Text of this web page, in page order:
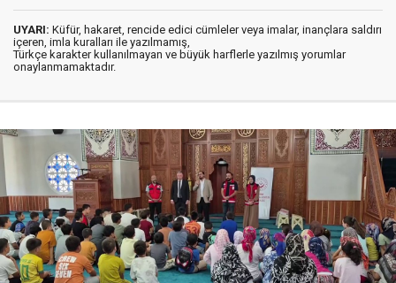
UYARI: Küfür, hakaret, rencide edici cümleler veya imalar, inançlara saldırı
içeren, imla kuralları ile yazılmamış,
Türkçe karakter kullanılmayan ve büyük harflerle yazılmış yorumlar
onaylanmamaktadır.